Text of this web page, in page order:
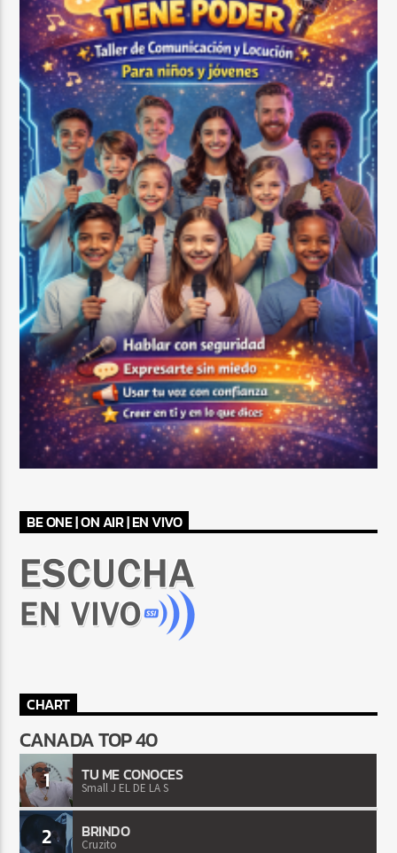
BE ONE | ON AIR | EN VIVO
CHART
CANADA TOP 40
1 TU ME CONOCES
Small J EL DE LA S
2 BRINDO
Cruzito